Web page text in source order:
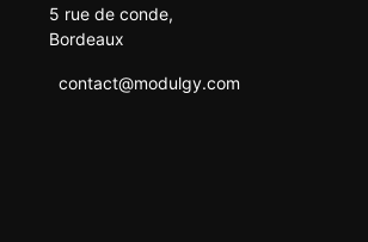
5 rue de conde,
Bordeaux
contact@modulgy.com